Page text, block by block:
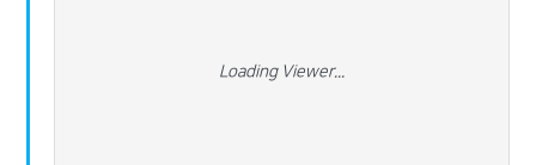
Loading Viewer...